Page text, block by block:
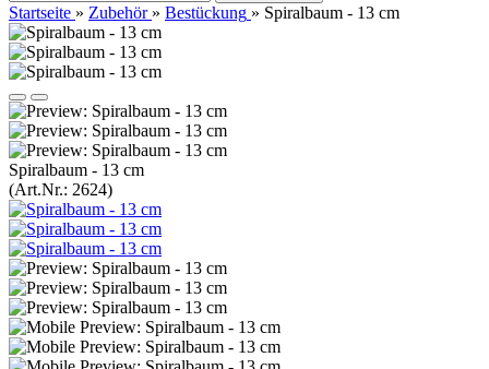
Startseite » Zubehör » Bestückung » Spiralbaum - 13 cm
Spiralbaum - 13 cm
(Art.Nr.: 2624)